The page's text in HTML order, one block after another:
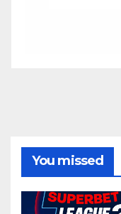
You missed